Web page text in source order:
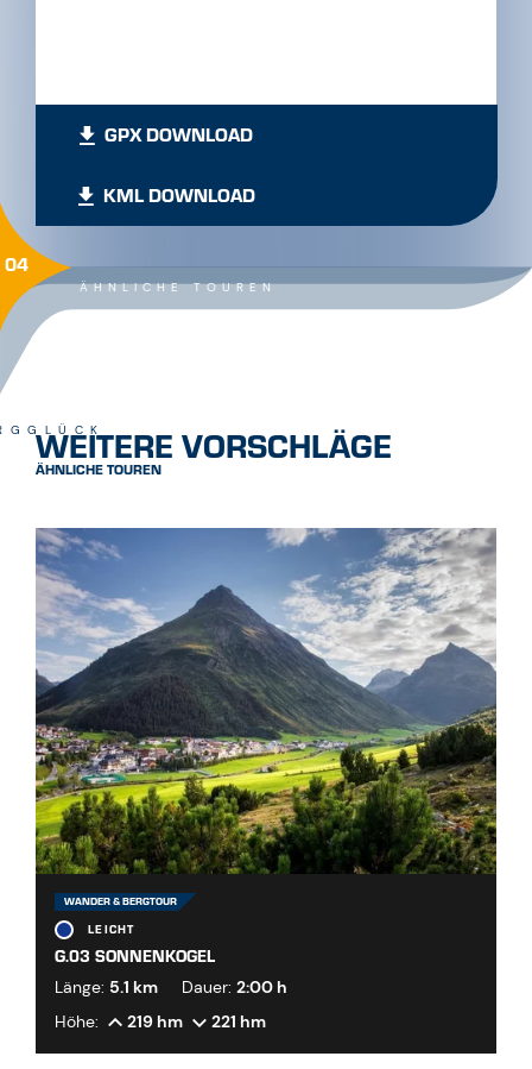
GPX DOWNLOAD
KML DOWNLOAD
ÄHNLICHE TOUREN
04
WEITERE VORSCHLÄGE
ÄHNLICHE TOUREN
WANDER & BERGTOUR
LEICHT
G.03 SONNENKOGEL
Länge: 5.1 km Dauer: 2:00 h
Höhe:
219 hm 221 hm